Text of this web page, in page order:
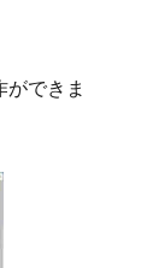
できま